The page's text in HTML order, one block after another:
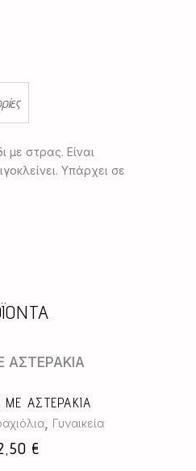
με στρας. Είναι
Υπάρχει σε
ΜΕ ΑΣΤΕΡΑΚΙΑ
, Γυναικεία
€